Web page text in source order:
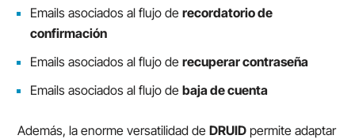
Emails asociados al flujo derecordatorio de
confirmación
Emails asociados al flujo derecuperar contraseña
Emails asociados al flujo debaja de cuenta
Además, la enorme versatilidad deDRUID permite adaptar